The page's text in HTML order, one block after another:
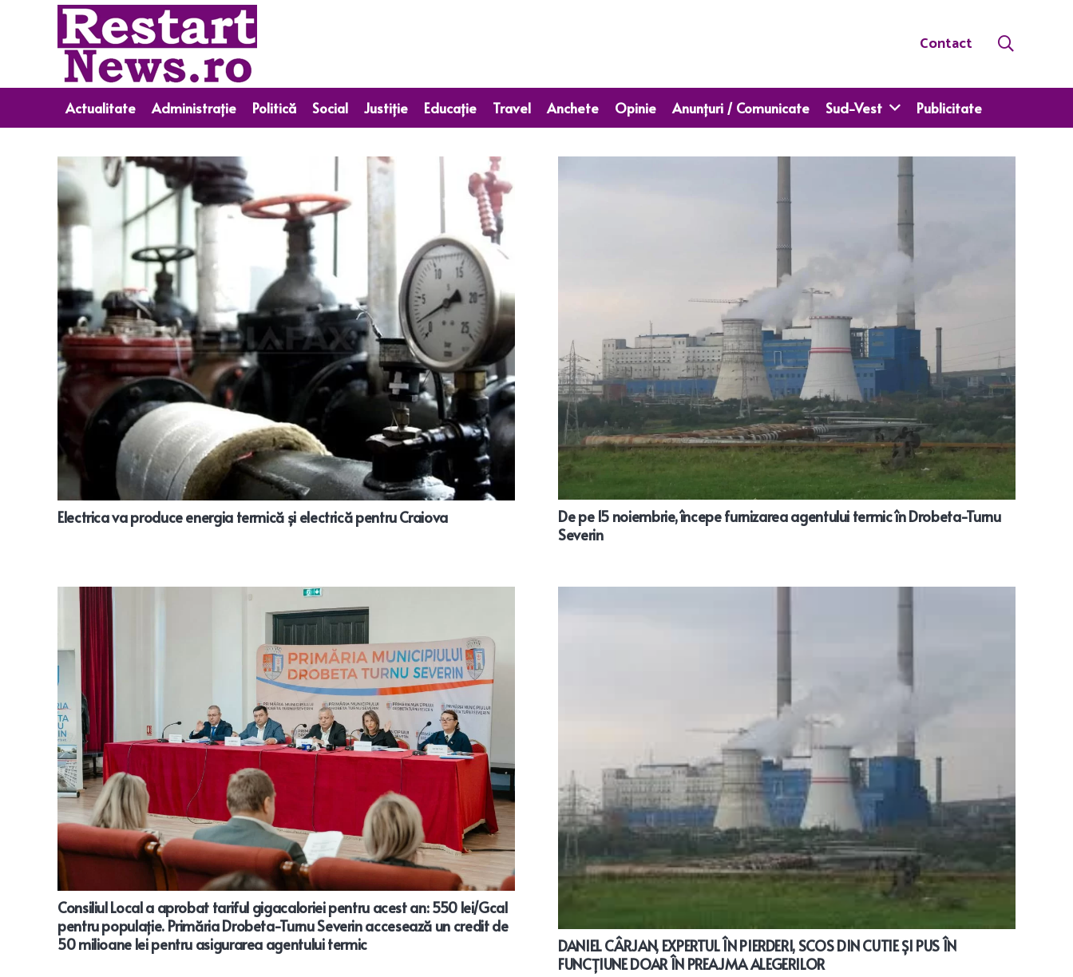
Contact
Actualitate Administrație Politică Social Justiție Educație Travel Anchete Opinie Anunțuri / Comunicate Sud-Vest Publicitate
Electrica va produce energia termică și electrică pentru Craiova
De pe 15 noiembrie, începe furnizarea agentului termic în Drobeta-Turnu
Severin
Consiliul Local a aprobat tariful gigacaloriei pentru acest an: 550 lei/Gcal
pentru populație. Primăria Drobeta-Turnu Severin accesează un credit de
50 milioane lei pentru asigurarea agentului termic
DANIEL CÂRJAN, EXPERTUL ÎN PIERDERI, SCOS DIN CUTIE ȘI PUS ÎN
FUNCȚIUNE DOAR ÎN PREAJMA ALEGERILOR